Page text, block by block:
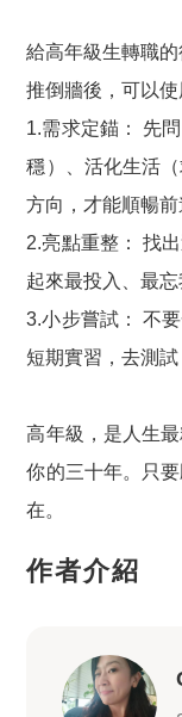
給高年級生轉職
推倒牆後，可以
1.需求定錨： 先
穩）、活化生活
方向，才能順暢前
2.亮點重整： 找
起來最投入、最
3.小步嘗試： 不
短期實習，去測試
高年級，是人生
你的三十年。只
在。
作者介紹